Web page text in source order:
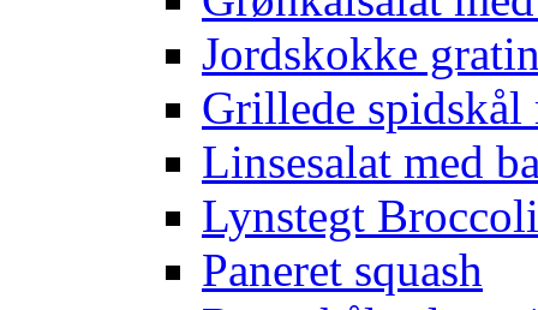
Jordskokke
Grillede spidskål
Linsesalat med
Lynstegt Broccoli
Paneret squash